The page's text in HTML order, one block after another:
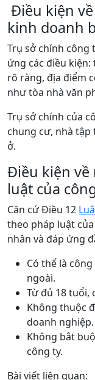
Điều kiện
kinh doanh
Trụ sở chính công
ứng các điều
rõ ràng, địa điểm
như tòa nhà văn
Trụ sở chính của
chung cư, nhà
ở.
Điều kiện về
luật của
Căn cứ Điều 12
theo pháp luật
nhân và đáp ứng
Có thể là
ngoài.
Từ đủ 18 tuổi,
Không thuộc
doanh nghiệp.
Không bắt
công ty.
Bài viết liên quan: